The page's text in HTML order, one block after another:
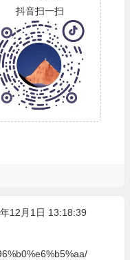
抖音扫一扫
12月1日 13:18:39